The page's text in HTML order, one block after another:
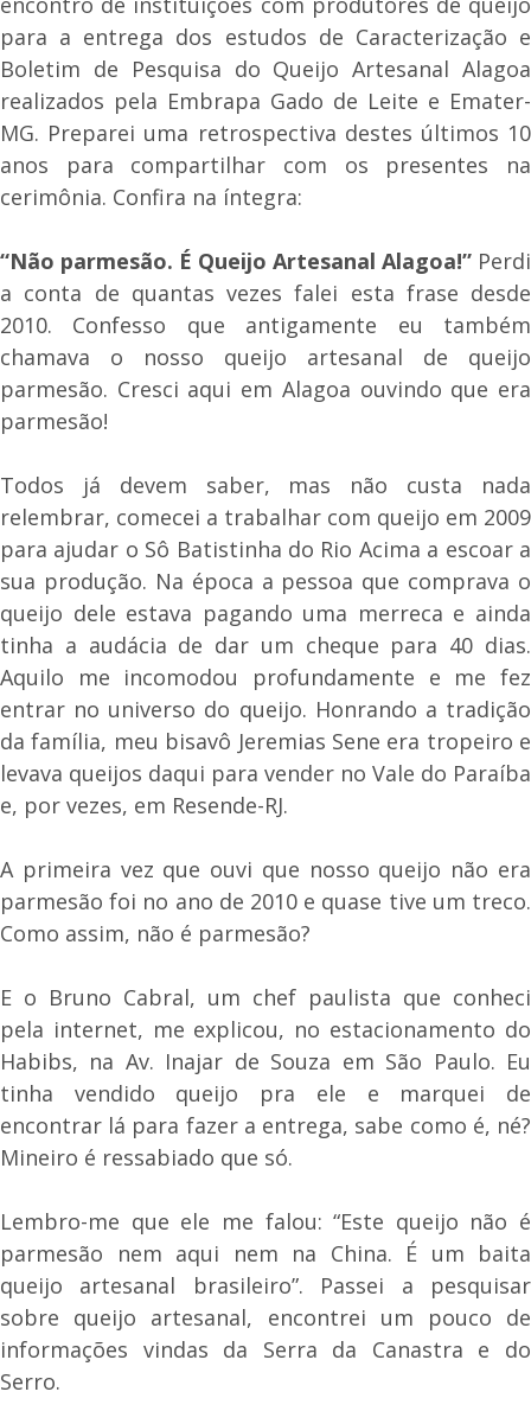
para a entrega dos estudos de Caracterização e
Boletim de Pesquisa do Queijo Artesanal Alagoa
realizados pela Embrapa Gado de Leite e Emater-
MG. Preparei uma retrospectiva destes últimos 10
anos para compartilhar com os presentes na
cerimônia. Confira na íntegra:
“Não parmesão. É Queijo Artesanal Alagoa!” Perdi
a conta de quantas vezes falei esta frase desde
2010. Confesso que antigamente eu também
chamava o nosso queijo artesanal de queijo
parmesão. Cresci aqui em Alagoa ouvindo que era
parmesão!
Todos já devem saber, mas não custa nada
relembrar, comecei a trabalhar com queijo em 2009
para ajudar o Sô Batistinha do Rio Acima a escoar a
sua produção. Na época a pessoa que comprava o
queijo dele estava pagando uma merreca e ainda
tinha a audácia de dar um cheque para 40 dias.
Aquilo me incomodou profundamente e me fez
entrar no universo do queijo. Honrando a tradição
da família, meu bisavô Jeremias Sene era tropeiro e
levava queijos daqui para vender no Vale do Paraíba
e, por vezes, em Resende-RJ.
A primeira vez que ouvi que nosso queijo não era
parmesão foi no ano de 2010 e quase tive um treco.
Como assim, não é parmesão?
E o Bruno Cabral, um chef paulista que conheci
pela internet, me explicou, no estacionamento do
Habibs, na Av. Inajar de Souza em São Paulo. Eu
tinha vendido queijo pra ele e marquei de
encontrar lá para fazer a entrega, sabe como é, né?
Mineiro é ressabiado que só.
Lembro-me que ele me falou: “Este queijo não é
parmesão nem aqui nem na China. É um baita
queijo artesanal brasileiro”. Passei a pesquisar
sobre queijo artesanal, encontrei um pouco de
informações vindas da Serra da Canastra e do
Serro.